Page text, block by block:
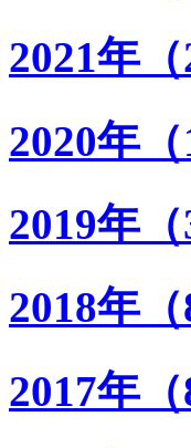
2021年（
2020年（
2019年（
2018年（
2017年（